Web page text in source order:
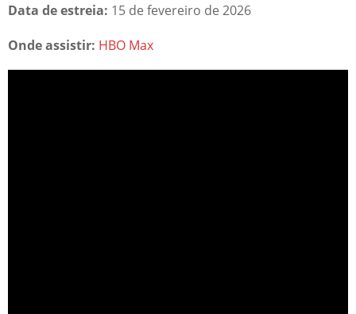
Data de estreia: 15 de fevereiro de 2026
Onde assistir: HBO Max